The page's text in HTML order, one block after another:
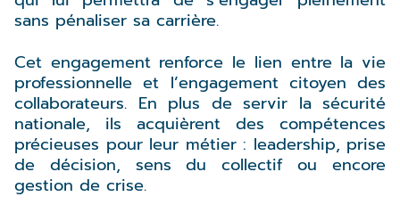
sans pénaliser sa carrière.
Cet engagement renforce le lien entre la vie
professionnelle et l’engagement citoyen des
collaborateurs. En plus de servir la sécurité
nationale, ils acquièrent des compétences
précieuses pour leur métier : leadership, prise
de décision, sens du collectif ou encore
gestion de crise.